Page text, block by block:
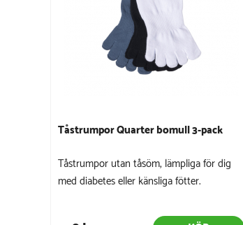
Tåstrumpor Quarter bomull 3-pack
Tåstrumpor utan tåsöm, lämpliga för dig
med diabetes eller känsliga fötter.